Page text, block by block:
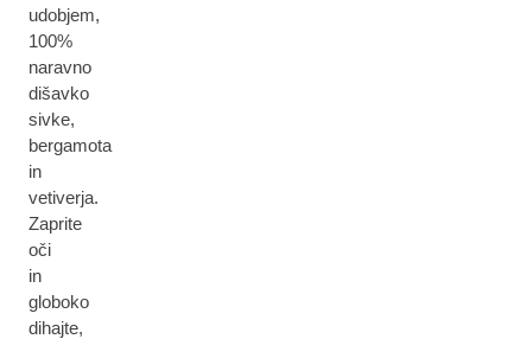
udobjem,
100%
naravno
dišavko
sivke,
bergamota
in
vetiverja.
Zaprite
oči
in
globoko
dihajte,